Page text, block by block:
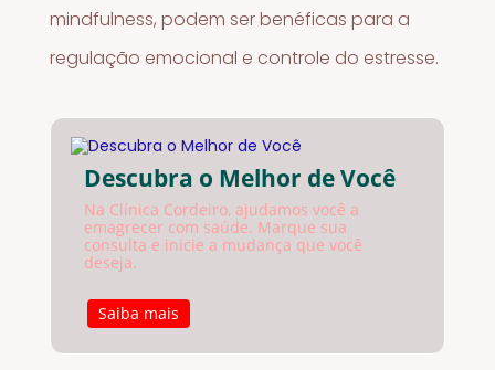
mindfulness, podem ser benéficas para a
regulação emocional e controle do estresse.
Descubra o Melhor de Você
Na Clínica Cordeiro, ajudamos você a
emagrecer com saúde. Marque sua
consulta e inicie a mudança que você
deseja.
Saiba mais